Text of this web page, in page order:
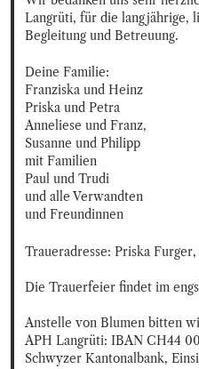
Langrüti, für die langjährige,
Begleitung und Betreuung.
Deine Familie:
Franziska und Heinz
Priska und Petra
Anneliese und Franz,
Susanne und Philipp
mit Familien
Paul und Trudi
und alle Verwandten
und Freundinnen
Traueradresse: Priska
Die Trauerfeier findet im
Anstelle von Blumen bitten
APH Langrüti: IBAN CH44
Schwyzer Kantonalbank,